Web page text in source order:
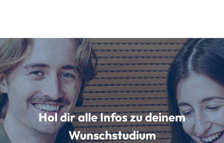
Hol dir alle Infos zu deinem
Wunschstudium